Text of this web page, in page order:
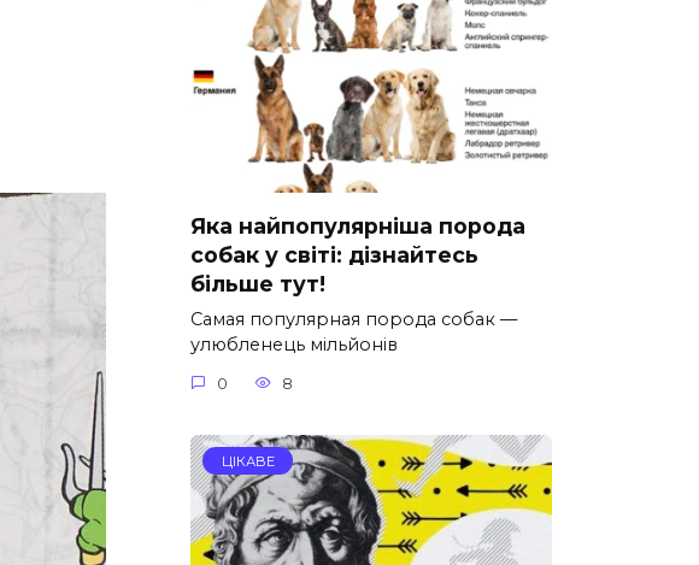
Яка найпопулярніша порода
собак у світі: дізнайтесь
більше тут!
Самая популярная порода собак —
улюбленець мільйонів
0 8
ЦІКАВЕ